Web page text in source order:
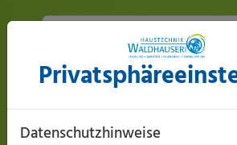
Langfristige und sichere
Datenschutzhinweise